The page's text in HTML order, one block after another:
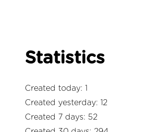
Statistics
Created today: 1
Created yesterday: 12
Created 7 days: 52